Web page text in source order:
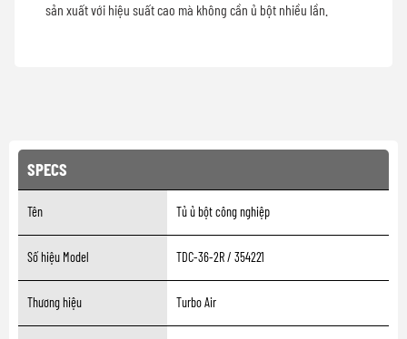
sản xuất với hiệu suất cao mà không cần ủ bột nhiều lần.
SPECS
Tên Tủ ủ bột công nghiệp
Số hiệu Model TDC-36-2R / 354221
Thương hiệu Turbo Air